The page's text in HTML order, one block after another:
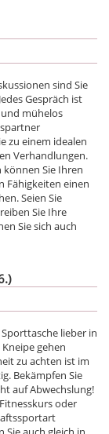
sind Sie
Gespräch ist
mühelos
zu einem idealen
Verhandlungen.
Sie Ihren
Fähigkeiten einen
Seien Sie
Sie Ihre
Sie sich auch
lieber in
gehen
zu achten ist im
Bekämpfen Sie
auf Abwechslung!
oder